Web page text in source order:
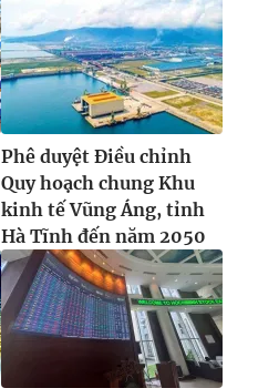
Phê duyệt Điều chỉnh
Quy hoạch chung Khu
kinh tế Vũng Áng, tỉnh
Hà Tĩnh đến năm 2050